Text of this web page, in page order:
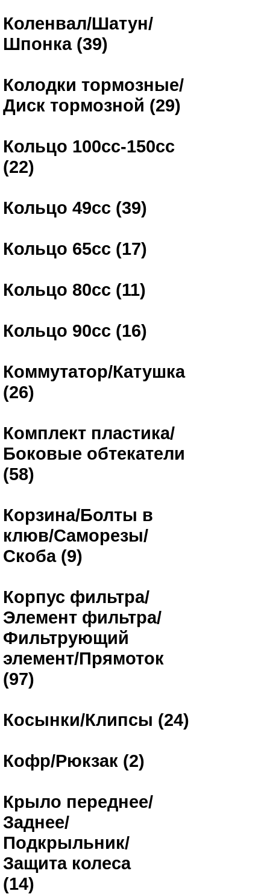
Коленвал/Шатун/
Шпонка (39)
Колодки тормозные/
Диск тормозной (29)
Кольцо 100сс-150сс
(22)
Кольцо 49сс (39)
Кольцо 65сс (17)
Кольцо 80сс (11)
Кольцо 90сс (16)
Коммутатор/Катушка
(26)
Комплект пластика/
Боковые обтекатели
(58)
Корзина/Болты в
клюв/Саморезы/
Скоба (9)
Корпус фильтра/
Элемент фильтра/
Фильтрующий
элемент/Прямоток
(97)
Косынки/Клипсы (24)
Кофр/Рюкзак (2)
Крыло переднее/
Заднее/
Подкрыльник/
Защита колеса
(14)